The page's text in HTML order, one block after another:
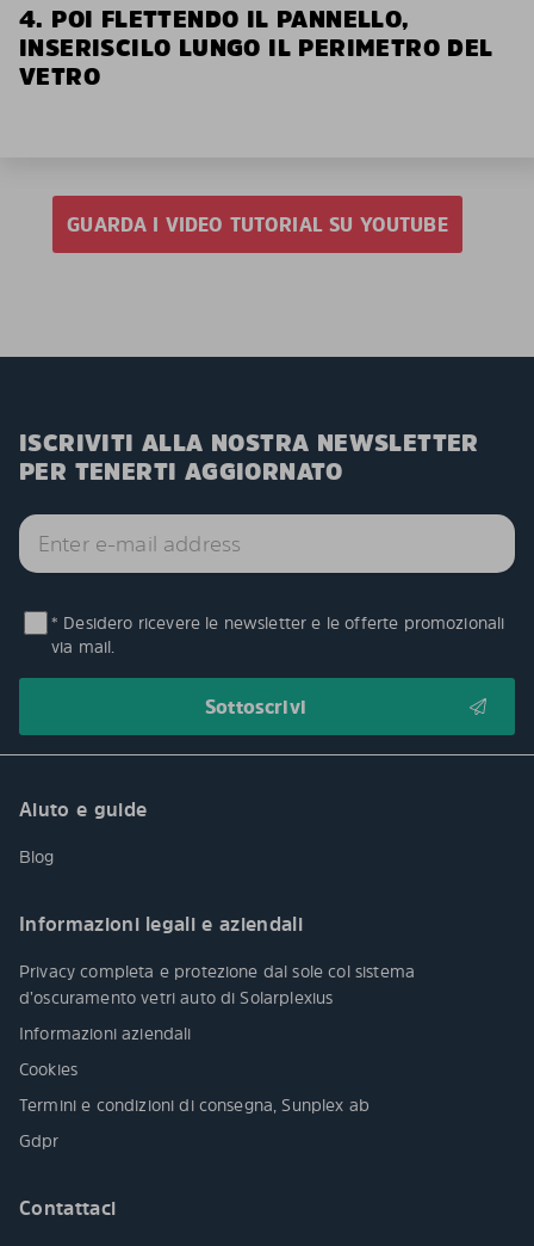
4. POI FLETTENDO IL PANNELLO,
INSERISCILO LUNGO IL PERIMETRO DEL
VETRO
GUARDA I VIDEO TUTORIAL SU YOUTUBE
ISCRIVITI ALLA NOSTRA NEWSLETTER
PER TENERTI AGGIORNATO
* Desidero ricevere le newsletter e le offerte promozionali
via mail.
Aiuto e guide
Blog
Informazioni legali e aziendali
Privacy completa e protezione dal sole col sistema
d’oscuramento vetri auto di Solarplexius
Informazioni aziendali
Cookies
Termini e condizioni di consegna, Sunplex ab
Gdpr
Contattaci